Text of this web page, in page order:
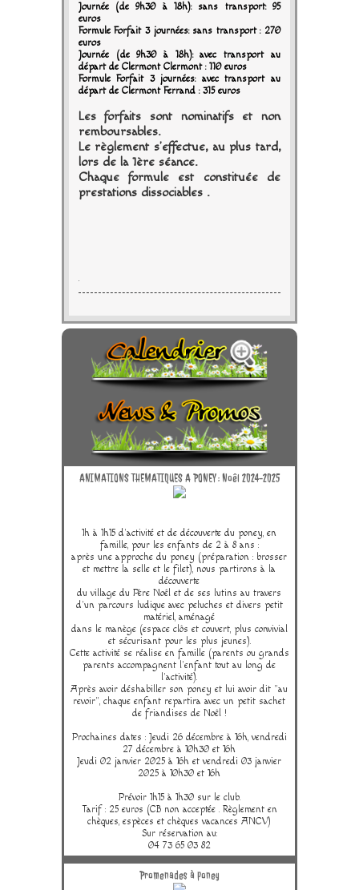
Journée (de 9h30 à 18h): sans transport: 95
euros
FormuleForfait 3 journées: sans transport : 270
euros
Journée (de 9h30 à 18h): avec transport au
départ de Clermont Clermont : 110 euros
Formule Forfait 3 journées: avec transport au
départ de Clermont Ferrand : 315 euros
Les forfaits sont nominatifs et non
remboursables.
Le règlement s’effectue, au plus tard,
lors de la 1èreséance.
Chaque formule est constituée de
prestations dissociables .
.
ANIMATIONS THEMATIQUES A PONEY : Noêl 2024-2025
1h à 1h15 d'activité et de découverte du poney, en
famille, pour les enfants de 2 à 8 ans :
après une approche du poney (préparation : brosser
et mettre la selle et le filet), nous partirons à la
découverte
du village du Père Noêl et de ses lutins au travers
d'un parcours ludique avec peluches et divers petit
matériel, aménagé
dans le manège (espace clôs et couvert, plus convivial
et sécurisant pour les plus jeunes).
Cette activité se réalise en famille (parents ou grands
parents accompagnent l'enfant tout au long de
l'activité).
Après avoir déshabiller son poney et lui avoir dit "au
revoir", chaque enfant repartira avec un petit sachet
de friandises de Noêl !
Prochaines dates : Jeudi 26 décembre à 16h, vendredi
27 décembre à 10h30 et 16h
Jeudi 02 janvier 2025 à 16h et vendredi 03 janvier
2025 à 10h30 et 16h
Prévoir 1h15 à 1h30 sur le club.
Tarif : 25 euros (CB non acceptée . Règlement en
chèques, espèces et chèques vacances ANCV)
Sur réservation au:
04 73 65 03 82
Promenades à poney